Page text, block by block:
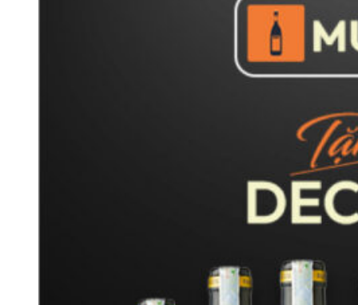
góp phần tạo nên những chai rượu vang Uco Valley có chiều
sâu hương vị và chất lượng vượt trội, đồng thời thu hút nhiều
nhà sản xuất rượu vang danh tiếng đầu tư phát triển vườn nho